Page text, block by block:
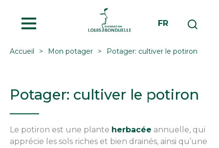
FR
Accueil Mon potager Potager: cultiver le potiron
Potager: cultiver le potiron
Le potiron est une plante herbacée annuelle, qui
apprécie les sols riches et bien drainés, ainsi qu’une